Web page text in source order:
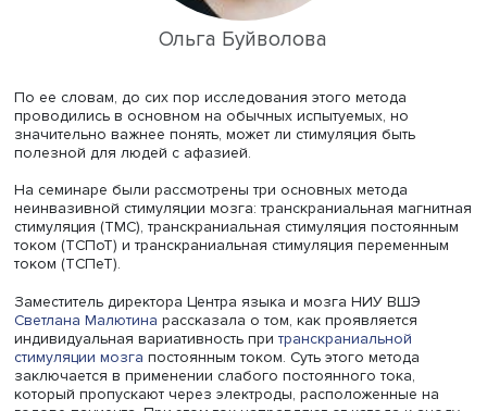
Ольга Буйволова
По ее словам, до сих пор исследования этого метода
проводились в основном на обычных испытуемых, но
значительно важнее понять, может ли стимуляция быть
полезной для людей с афазией.